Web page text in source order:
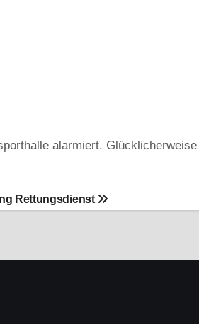
alarmiert.
Rettungsdienst